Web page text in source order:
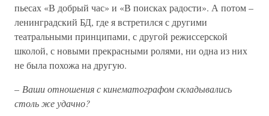
пьесах «В добрый час» и «В поисках радости». А потом –
ленинградский БД, где я встретился с другими
театральными принципами, с другой режиссерской
школой, с новыми прекрасными ролями, ни одна из них
не была похожа на другую.
– Ваши отношения с кинематографом складывались
столь же удачно?